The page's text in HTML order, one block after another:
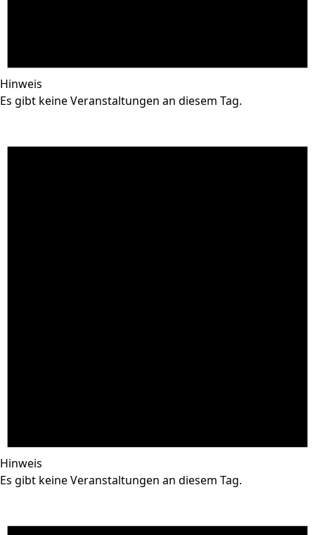
Hinweis
Es gibt keine Veranstaltungen an diesem Tag.
Hinweis
Es gibt keine Veranstaltungen an diesem Tag.